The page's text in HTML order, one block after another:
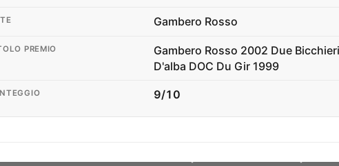
Gambero Rosso
PREMIO
Gambero Rosso 2002 Due
D'alba DOC Du Gir 1999
9/10